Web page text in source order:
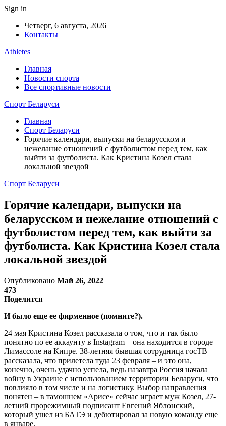
Sign in
Четверг, 6 августа, 2026
Контакты
Athletes
Главная
Новости спорта
Все спортивные новости
Спорт Беларуси
Главная
Спорт Беларуси
Горячие календари, выпуски на беларусском и
нежелание отношений с футболистом перед тем, как
выйти за футболиста. Как Кристина Козел стала
локальной звездой
Спорт Беларуси
Горячие календари, выпуски на
беларусском и нежелание отношений с
футболистом перед тем, как выйти за
футболиста. Как Кристина Козел стала
локальной звездой
Опубликовано Май 26, 2022
473
Поделится
И было еще ее фирменное (помните?).
24 мая Кристина Козел рассказала о том, что и так было
понятно по ее аккаунту в Instagram – она находится в городе
Лимассоле на Кипре. 38-летняя бывшая сотрудница госТВ
рассказала, что прилетела туда 23 февраля – и это она,
конечно, очень удачно успела, ведь назавтра Россия начала
войну в Украине с использованием территории Беларуси, что
повлияло в том числе и на логистику. Выбор направления
понятен – в тамошнем «Арисе» сейчас играет муж Козел, 27-
летний прорежимный подписант Евгений Яблонский,
который ушел из БАТЭ и дебютировал за новую команду еще
в январе.